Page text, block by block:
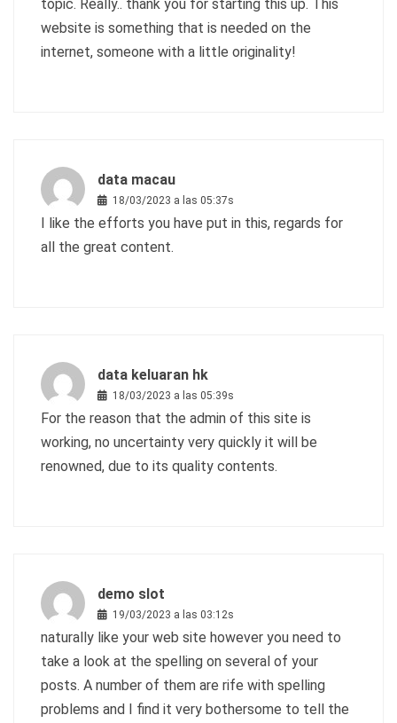
topic. Really.. thank you for starting this up. This
website is something that is needed on the
internet, someone with a little originality!
data macau
18/03/2023 a las 05:37s
I like the efforts you have put in this, regards for
all the great content.
data keluaran hk
18/03/2023 a las 05:39s
For the reason that the admin of this site is
working, no uncertainty very quickly it will be
renowned, due to its quality contents.
demo slot
19/03/2023 a las 03:12s
naturally like your web site however you need to
take a look at the spelling on several of your
posts. A number of them are rife with spelling
problems and I find it very bothersome to tell the